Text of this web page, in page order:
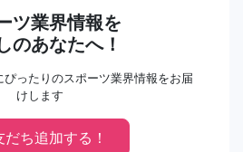
ツ業界情報を
のあなたへ！
ったりのスポーツ業界情報をお届
けします
だち追加する！